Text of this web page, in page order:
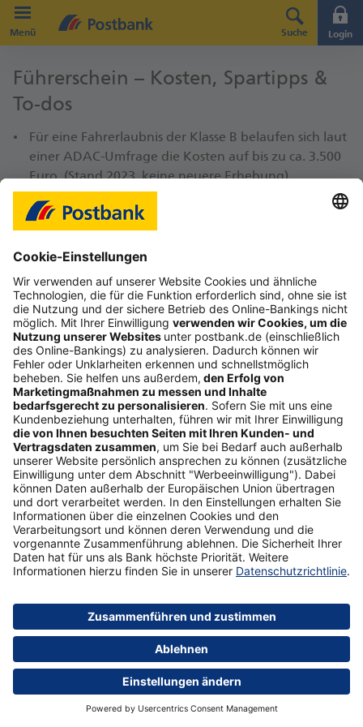
Direkt zur Hauptnavigation (Enter drücken)
Menü Suche Login
Führer­schein – Kosten, Spar­tipps &
To-dos
Für eine Fahrerlaubnis der Klasse B belaufen sich laut
einer ADAC-Umfrage die Kosten auf bis zu ca. 3.500
Euro. (Stand 2023, keine neuere Erhebung).
Die Preisspanne ist allerdings breit aufgrund von
regionalen Unterschieden, dem Lerntempo und
Neben den Preisen der Fahrschule fallen weitere
Ausgaben für Passbilder, Sehtest, Erste-Hilfe-Kurs,
Prüfungen und den Führerscheinantrag an. Wir
geben Ihnen dazu einen Überblick.
Unser Tipp
Postbank Autokredit